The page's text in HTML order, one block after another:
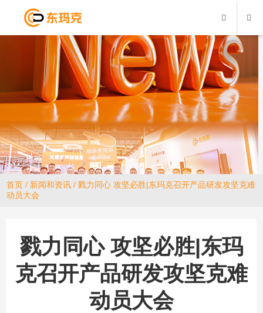
首页 / 新闻和资讯 / 戮力同心 攻坚必胜|东玛克召开产品研发攻坚克难
动员大会
戮力同心 攻坚必胜|东玛
克召开产品研发攻坚克难
动员大会